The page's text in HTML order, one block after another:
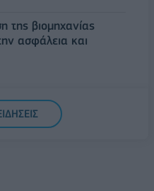
της βιομηχανίας
ασφάλεια και
στο ζήτημα των
στις χρονοβόρες